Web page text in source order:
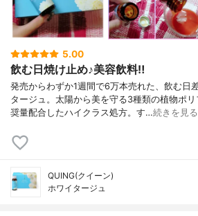
5.00
飲む日焼け止め♪美容飲料‼
発売からわずか1週間で6万本売れた、飲む日
タージュ。太陽から美を守る3種類の植物ポ
奨量配合したハイクラス処方。す…続きを見る
QUING(クイーン)
ホワイタージュ